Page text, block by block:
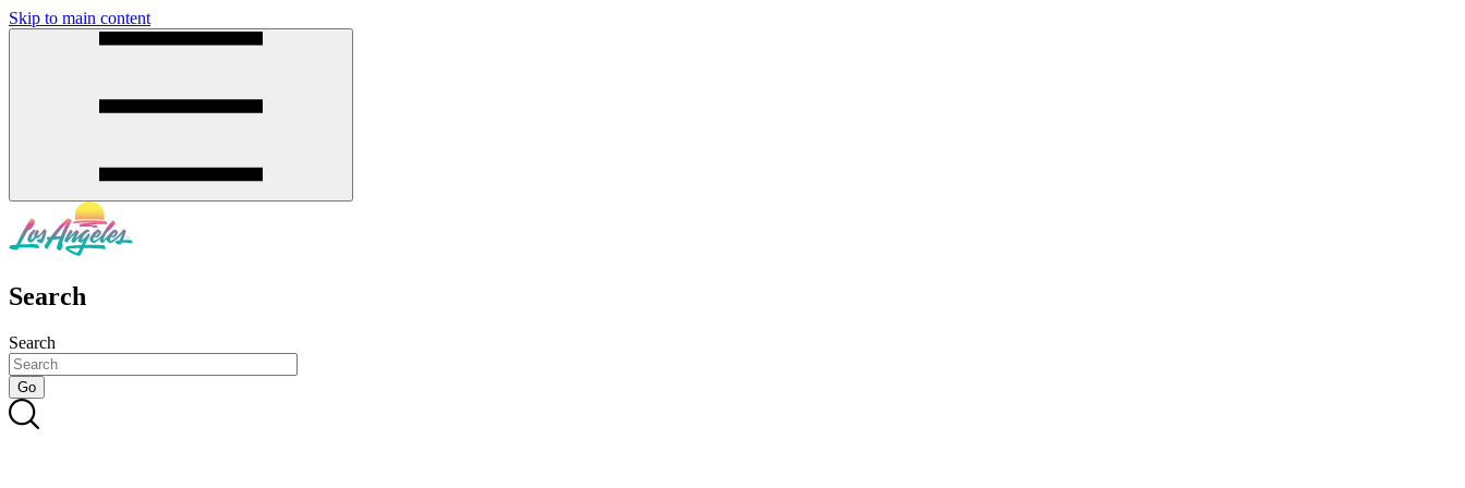
Skip to main content
Search
Search